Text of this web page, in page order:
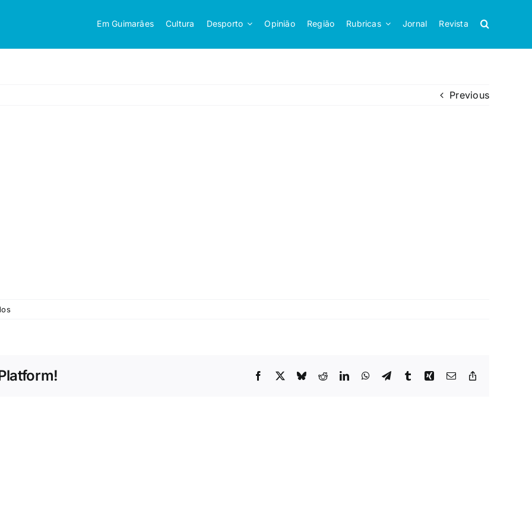
Em Guimarães Cultura Desporto Opinião Região Rubricas Jornal Revista
Previous
em
Facebook
X BlueskyRedditLinkedInWhatsApp
TelegramTumblrXing Email